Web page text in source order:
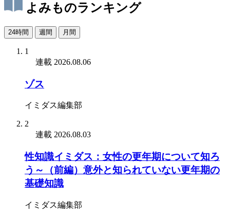
よみものランキング
24時間 週間 月間
1
連載 2026.08.06
ゾス
イミダス編集部
2
連載 2026.08.03
性知識イミダス：女性の更年期について知ろ
う～（前編）意外と知られていない更年期の
基礎知識
イミダス編集部